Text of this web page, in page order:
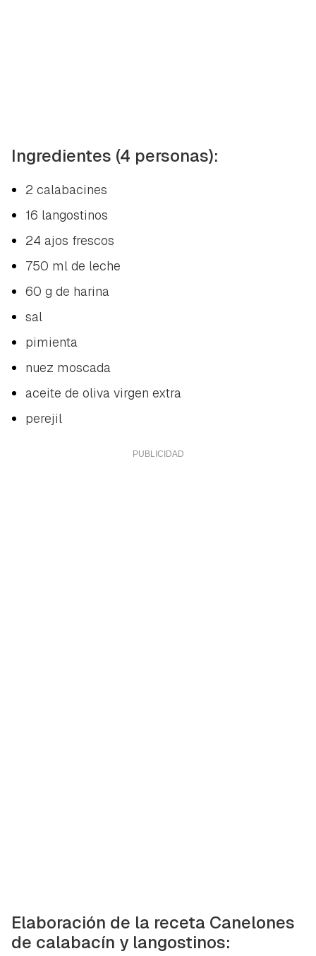
Ingredientes (4 personas):
2 calabacines
16 langostinos
24 ajos frescos
750 ml de leche
60 g de harina
sal
pimienta
nuez moscada
aceite de oliva virgen extra
perejil
Elaboración de la receta Canelones
de calabacín y langostinos: